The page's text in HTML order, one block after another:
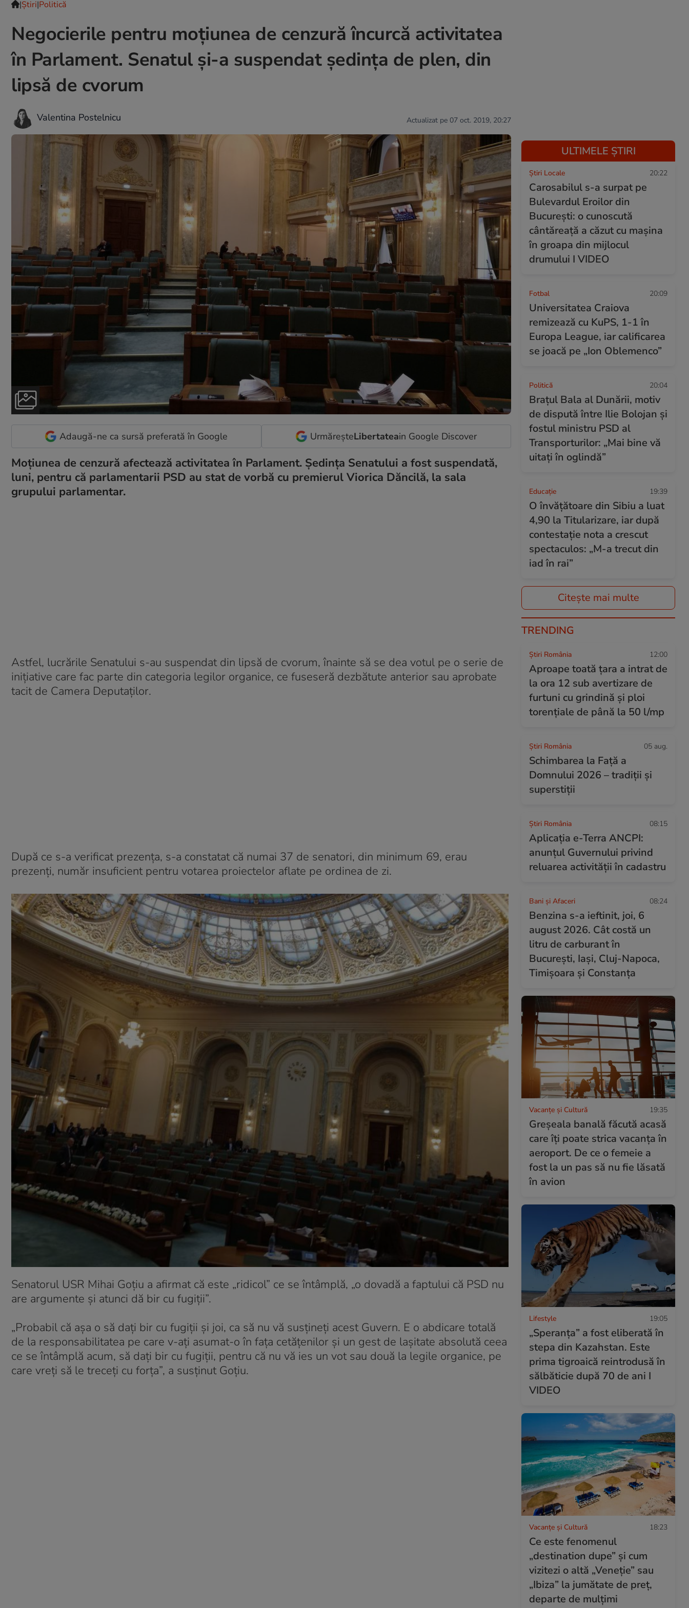
|Ştiri|Politică
Negocierile pentru moţiunea de cenzură încurcă activitatea
în Parlament. Senatul şi-a suspendat şedinţa de plen, din
lipsă de cvorum
Valentina Postelnicu Actualizat pe 07 oct. 2019, 20:27
Adaugă-ne ca sursă preferată în Google UrmăreșteLibertateain Google Discover
Moţiunea de cenzură afectează activitatea în Parlament. Şedinţa Senatului a fost suspendată,
luni, pentru că parlamentarii PSD au stat de vorbă cu premierul Viorica Dăncilă, la sala
grupului parlamentar.
Astfel, lucrările Senatului s-au suspendat din lipsă de cvorum, înainte să se dea votul pe o serie de
iniţiative care fac parte din categoria legilor organice, ce fuseseră dezbătute anterior sau aprobate
tacit de Camera Deputaţilor.
După ce s-a verificat prezenţa, s-a constatat că numai 37 de senatori, din minimum 69, erau
prezenţi, număr insuficient pentru votarea proiectelor aflate pe ordinea de zi.
Senatorul USR Mihai Goţiu a afirmat că este „ridicol” ce se întâmplă, „o dovadă a faptului că PSD nu
are argumente şi atunci dă bir cu fugiţii”.
„Probabil că aşa o să daţi bir cu fugiţii şi joi, ca să nu vă susţineţi acest Guvern. E o abdicare totală
de la responsabilitatea pe care v-aţi asumat-o în faţa cetăţenilor şi un gest de laşitate absolută ceea
ce se întâmplă acum, să daţi bir cu fugiţii, pentru că nu vă ies un vot sau două la legile organice, pe
care vreţi să le treceţi cu forţa”, a susţinut Goţiu.
ULTIMELE ȘTIRI
Știri Locale 20:22
Carosabilul s-a surpat pe
Bulevardul Eroilor din
București: o cunoscută
cântăreață a căzut cu mașina
în groapa din mijlocul
drumului I VIDEO
Fotbal 20:09
Universitatea Craiova
remizează cu KuPS, 1-1 în
Europa League, iar calificarea
se joacă pe „Ion Oblemenco”
Politică 20:04
Brațul Bala al Dunării, motiv
de dispută între Ilie Bolojan și
fostul ministru PSD al
Transporturilor: „Mai bine vă
uitați în oglindă”
Educație 19:39
O învățătoare din Sibiu a luat
4,90 la Titularizare, iar după
contestație nota a crescut
spectaculos: „M-a trecut din
iad în rai”
Citește mai multe
TRENDING
Știri România 12:00
Aproape toată țara a intrat de
la ora 12 sub avertizare de
furtuni cu grindină și ploi
torențiale de până la 50 l/mp
Știri România 05 aug.
Schimbarea la Față a
Domnului 2026 – tradiții și
superstiții
Știri România 08:15
Aplicația e-Terra ANCPI:
anunțul Guvernului privind
reluarea activității în cadastru
Bani și Afaceri 08:24
Benzina s-a ieftinit, joi, 6
august 2026. Cât costă un
litru de carburant în
București, Iași, Cluj-Napoca,
Timișoara și Constanța
Vacanțe și Cultură 19:35
Greșeala banală făcută acasă
care îți poate strica vacanța în
aeroport. De ce o femeie a
fost la un pas să nu fie lăsată
în avion
Lifestyle 19:05
„Speranța” a fost eliberată în
stepa din Kazahstan. Este
prima tigroaică reintrodusă în
sălbăticie după 70 de ani I
VIDEO
Vacanțe și Cultură 18:23
Ce este fenomenul
„destination dupe” și cum
vizitezi o altă „Veneție” sau
„Ibiza” la jumătate de preț,
departe de mulțimi